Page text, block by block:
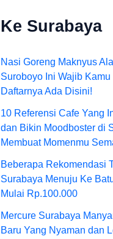
Ke Surabaya
Nasi Goreng Maknyus
Suroboyo Ini Wajib Kamu
Daftarnya Ada Disini!
10 Referensi Cafe Yang
dan Bikin Moodboster di
Membuat Momenmu
Beberapa Rekomendasi
Surabaya Menuju Ke
Mulai Rp.100.000
Mercure Surabaya
Baru Yang Nyaman dan